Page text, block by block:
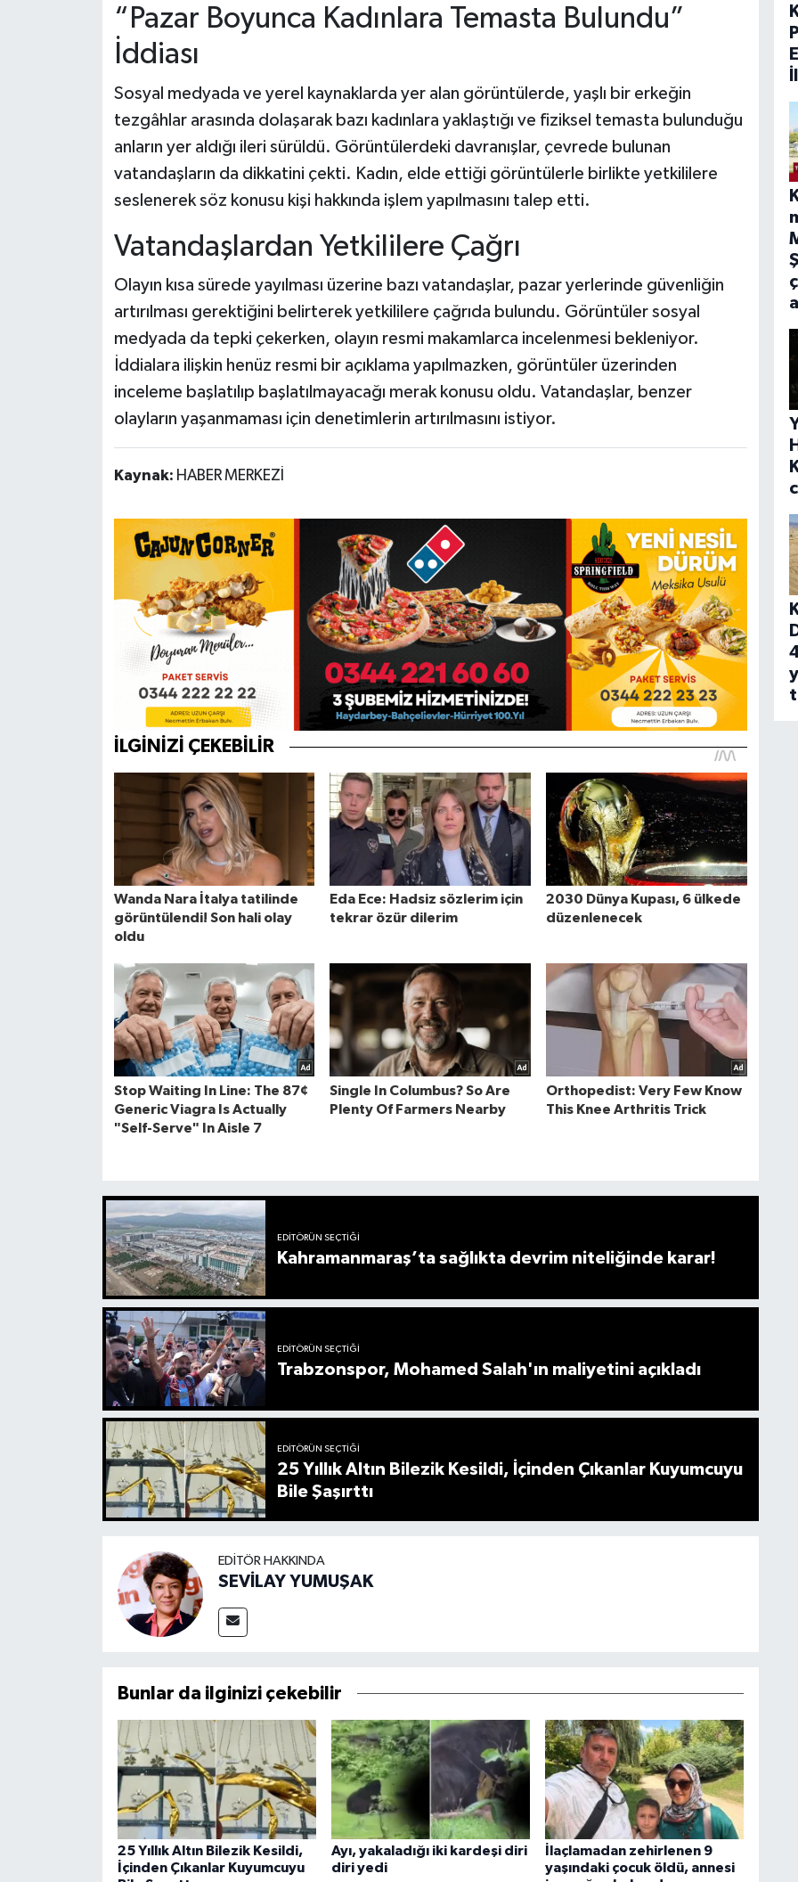
“Pazar Boyunca Kadınlara Temasta Bulundu”
İddiası
Sosyal medyada ve yerel kaynaklarda yer alan görüntülerde, yaşlı bir erkeğin
tezgâhlar arasında dolaşarak bazı kadınlara yaklaştığı ve fiziksel temasta bulunduğu
anların yer aldığı ileri sürüldü. Görüntülerdeki davranışlar, çevrede bulunan
vatandaşların da dikkatini çekti. Kadın, elde ettiği görüntülerle birlikte yetkililere
seslenerek söz konusu kişi hakkında işlem yapılmasını talep etti.
Vatandaşlardan Yetkililere Çağrı
Olayın kısa sürede yayılması üzerine bazı vatandaşlar, pazar yerlerinde güvenliğin
artırılması gerektiğini belirterek yetkililere çağrıda bulundu. Görüntüler sosyal
medyada da tepki çekerken, olayın resmi makamlarca incelenmesi bekleniyor.
İddialara ilişkin henüz resmi bir açıklama yapılmazken, görüntüler üzerinden
inceleme başlatılıp başlatılmayacağı merak konusu oldu. Vatandaşlar, benzer
olayların yaşanmaması için denetimlerin artırılmasını istiyor.
Kaynak: HABER MERKEZİ
EDITÖRÜN SEÇTIĞI
Kahramanmaraş’ta sağlıkta devrim niteliğinde karar!
EDITÖRÜN SEÇTIĞI
Trabzonspor, Mohamed Salah'ın maliyetini açıkladı
EDITÖRÜN SEÇTIĞI
25 Yıllık Altın Bilezik Kesildi, İçinden Çıkanlar Kuyumcuyu
Bile Şaşırttı
EDITÖR HAKKINDA
SEVİLAY YUMUŞAK
Bunlar da ilginizi çekebilir
25 Yıllık Altın Bilezik Kesildi,
İçinden Çıkanlar Kuyumcuyu
Ayı, yakaladığı iki kardeşi diri
diri yedi
İlaçlamadan zehirlenen 9
yaşındaki çocuk öldü, annesi